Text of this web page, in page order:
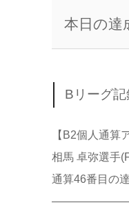
本日の達
Bリーグ記
【B2個人通算
相馬 卓弥選手
通算46番目の